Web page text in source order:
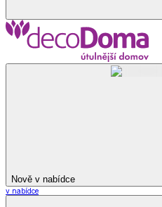
Nově v nabídce
v nabídce